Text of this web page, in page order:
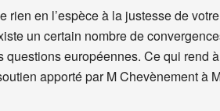
rien en l’espèce à la justesse de
un certain nombre de
questions européennes. Ce qui rend
apporté par M Chevènement à